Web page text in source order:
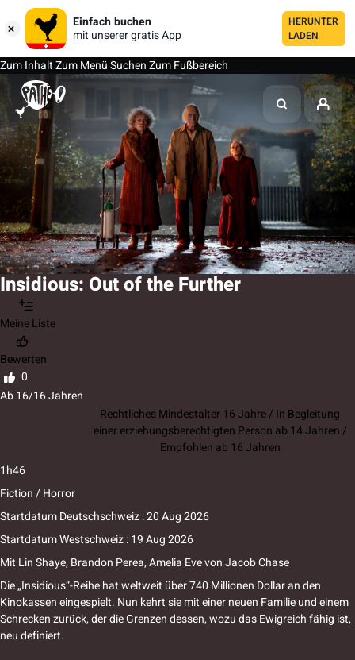
Einfach buchen
mit unserer gratis App
HERUNTER
LADEN
Zum InhaltZum MenüSuchenZum Fußbereich
Insidious: Out of the Further
Meine Liste
Bewerten
0
Ab 16/16 Jahren
Rechtliches Mindestalter 16 Jahre / In Begleitung
einer erziehungsberechtigten Person ab 14 Jahren /
Empfohlen ab 16 Jahren
1h46
Fiction / Horror
Startdatum Deutschschweiz : 20 Aug 2026
Startdatum Westschweiz : 19 Aug 2026
Mit Lin Shaye, Brandon Perea,Amelia EvevonJacob Chase
Die „Insidious“-Reihe hat weltweit über 740 Millionen Dollar an den
Kinokassen eingespielt. Nun kehrt sie mit einer neuen Familie und einem
Schrecken zurück, der die Grenzen dessen, wozu das Ewigreich fähig ist,
neu definiert.